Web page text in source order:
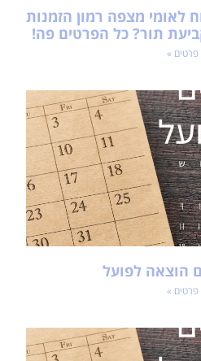
לאומי מצפה רמון הזמנות
קביעת תור? כל הפרטים פה!
פרטים »
הוצאה לפועל
פרטים »